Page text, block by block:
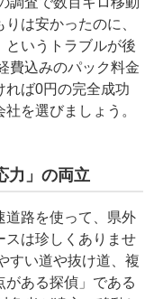
は安かったのに、
というトラブルが後
費込みのパック料金
れば0円の完全成功
を選びましょう。
力」の両立
道路を使って、県外
スは珍しくありませ
すい道や抜け道、複
ある探偵」である